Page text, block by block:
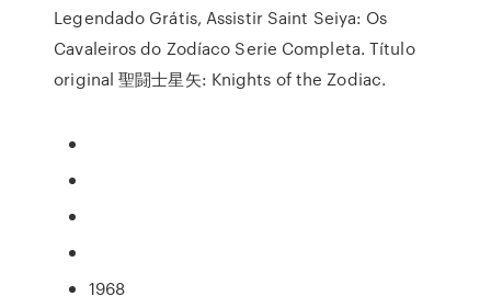
Legendado Grátis, Assistir Saint Seiya: Os
Cavaleiros do Zodíaco Serie Completa. Título
original 聖闘士星矢: Knights of the Zodiac.
1968